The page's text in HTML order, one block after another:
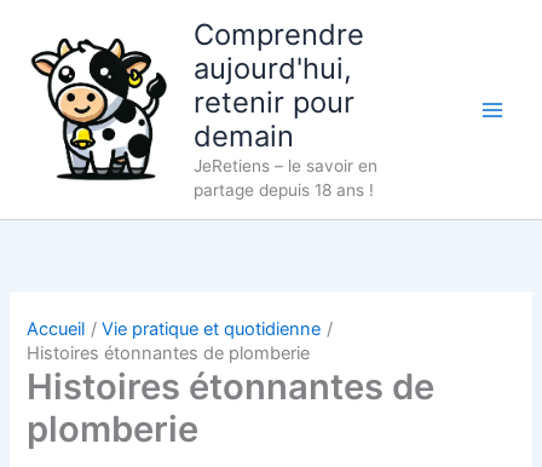
contenu
Comprendre
aujourd'hui,
retenir pour
demain
JeRetiens – le savoir en
partage depuis 18 ans !
Accueil
Vie pratique et quotidienne
Histoires étonnantes de plomberie
Histoires étonnantes de
plomberie